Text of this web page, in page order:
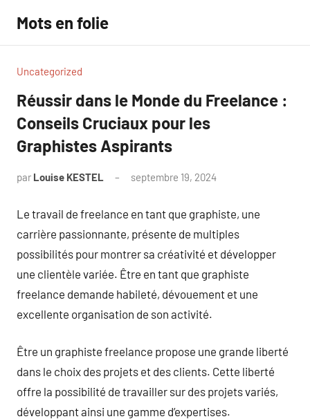
contenu
Mots en folie
Uncategorized
Réussir dans le Monde du Freelance :
Conseils Cruciaux pour les
Graphistes Aspirants
par Louise KESTEL septembre 19, 2024
Le travail de freelance en tant que graphiste, une
carrière passionnante, présente de multiples
possibilités pour montrer sa créativité et développer
une clientèle variée. Être en tant que graphiste
freelance demande habileté, dévouement et une
excellente organisation de son activité.
Être un graphiste freelance propose une grande liberté
dans le choix des projets et des clients. Cette liberté
offre la possibilité de travailler sur des projets variés,
développant ainsi une gamme d’expertises.